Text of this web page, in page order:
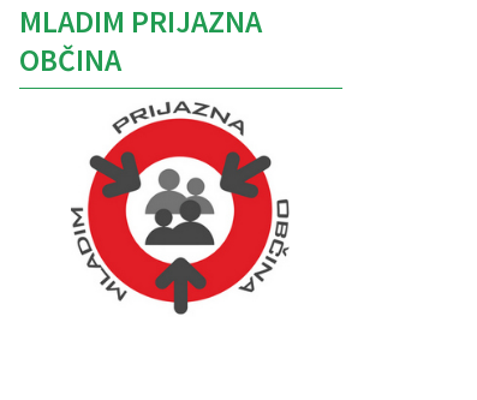
MLADIM PRIJAZNA
OBČINA